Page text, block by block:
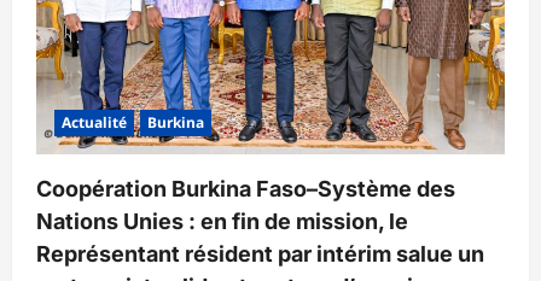
Actualité Burkina
Coopération Burkina Faso–Système des
Nations Unies : en fin de mission, le
Représentant résident par intérim salue un